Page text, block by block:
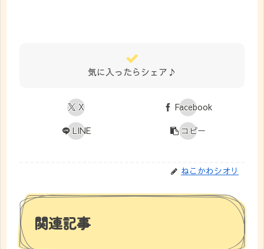
気に入ったらシェア♪
X
Facebook
LINE
コピー
ねこかわシオリ
関連記事